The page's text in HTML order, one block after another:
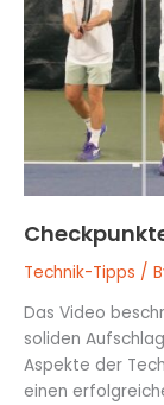
Technik-Tipps /
Das Video
soliden
Aspekte der
einen
Aufschlag